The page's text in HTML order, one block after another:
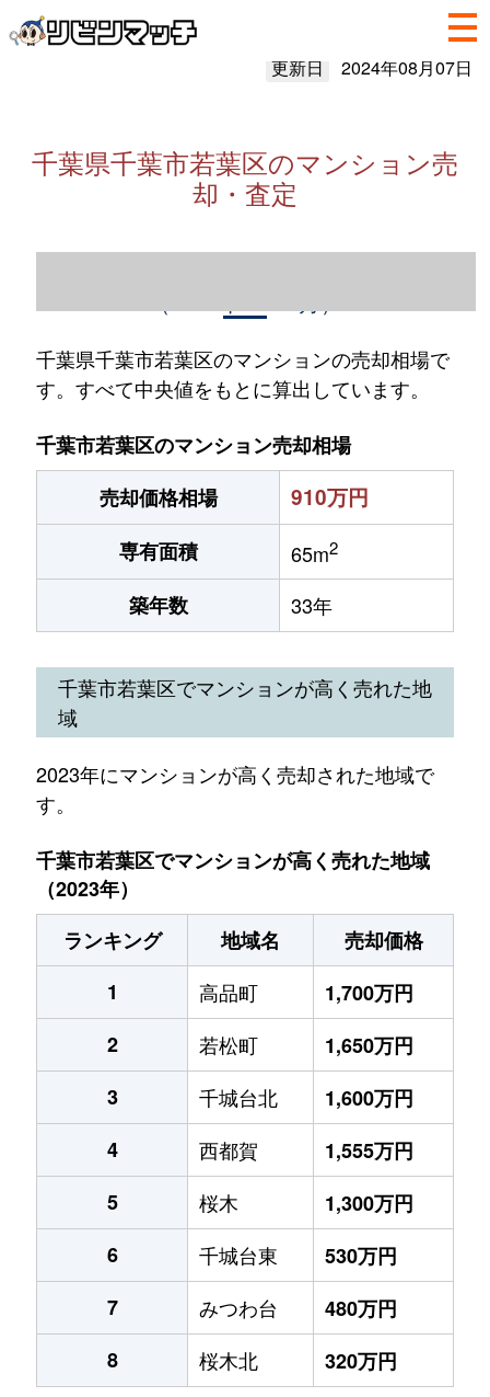
更新日 2024年08月07日
千葉県千葉市若葉区のマンション売
却・査定
千葉県千葉市若葉区のマンションの売却相場で
す。すべて中央値をもとに算出しています。
千葉市若葉区のマンション売却相場
売却価格相場
910万円
専有面積 65m2
築年数 33年
千葉市若葉区でマンションが高く売れた地
域
2023年にマンションが高く売却された地域で
す。
千葉市若葉区でマンションが高く売れた地域
（2023年）
ランキング
地域名
売却価格
1
高品町
1,700万円
2
若松町
1,650万円
3
千城台北
1,600万円
4
西都賀
1,555万円
5
桜木
1,300万円
6
千城台東
530万円
7
みつわ台
480万円
8
桜木北 320万円